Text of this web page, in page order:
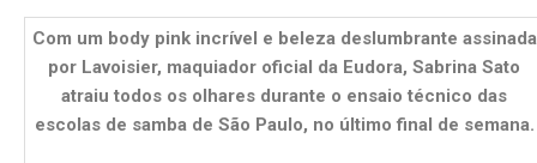
Com um body pink incrível e beleza deslumbrante assinada
por Lavoisier, maquiador oficial da Eudora, Sabrina Sato
atraiu todos os olhares durante o ensaio técnico das
escolas de samba de São Paulo, no último final de semana.